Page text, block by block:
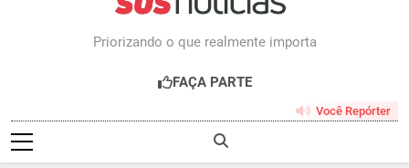
Priorizando o que realmente importa
FAÇA PARTE
Você Repórter